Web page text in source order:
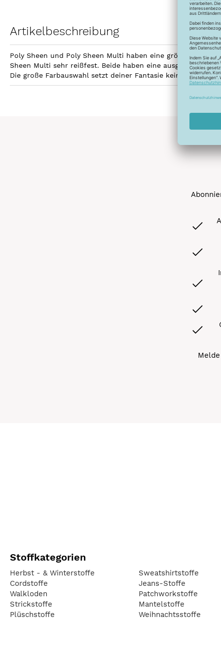
Artikelbeschreibung
Poly Sheen und Poly Sheen Multi haben eine größere
Sheen Multi sehr reißfest. Beide haben eine
Die große Farbauswahl setzt deiner Fantasie keine Grenzen
Stoffkategorien
Herbst - & Winterstoffe
Cordstoffe
Walkloden
Strickstoffe
Plüschstoffe
Sweatshirtstoffe
Jeans-Stoffe
Patchworkstoffe
Mantelstoffe
Weihnachtsstoffe